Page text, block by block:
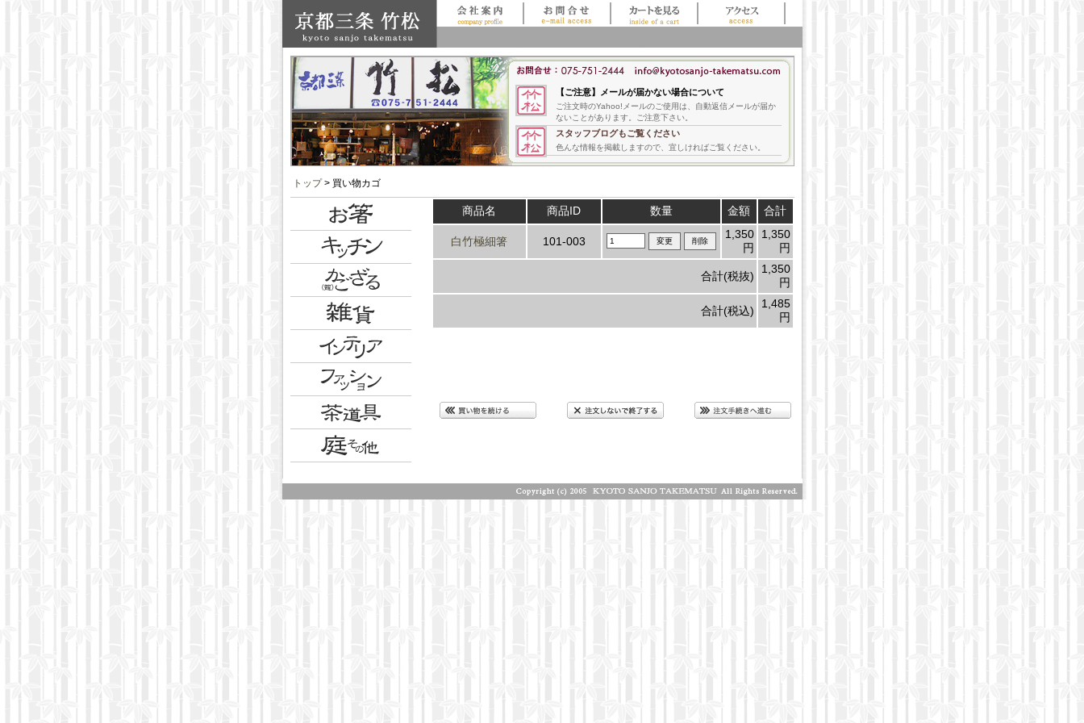
【ご注意】メールが届かない場合について
ご注文時のYahoo!メールのご使用は、自動返信メールが届か
ないことがあります。ご注意下さい。
スタッフブログもご覧ください
色んな情報を掲載しますので、宜しければご覧ください。
KYOTOKYOTO.JP
トップ> 買い物カゴ
商品名 商品ID 数量 金額 合計
白竹極細箸 101-003
1,350
円
1,350
円
合計(税抜)
1,350
円
合計(税込)
1,485
円